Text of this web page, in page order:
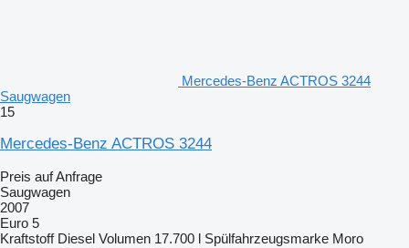
Mercedes-Benz ACTROS 3244
Saugwagen
15
Mercedes-Benz ACTROS 3244
Preis auf Anfrage
Saugwagen
2007
Euro 5
Kraftstoff Diesel Volumen 17.700 l Spülfahrzeugsmarke Moro